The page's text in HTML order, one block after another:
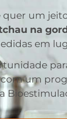
quer um
na
em
um